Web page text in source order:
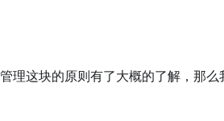
理这块的原则有了大概的了解，那么